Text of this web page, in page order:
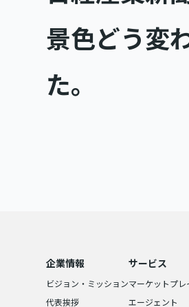
景色どう変
た。
企業情報
ビジョン・ミッション
代表挨拶
サービス
マーケットプレ
エージェント